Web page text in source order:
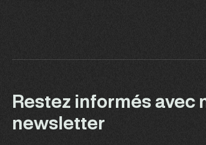
Restez informés avec
newsletter